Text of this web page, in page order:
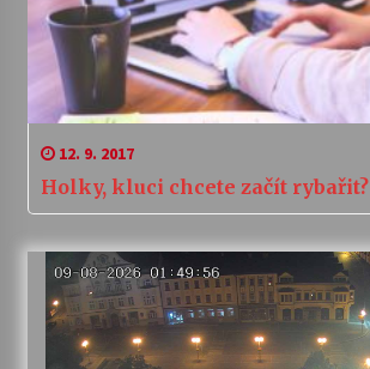
12. 9. 2017
Holky, kluci chcete začít rybařit?